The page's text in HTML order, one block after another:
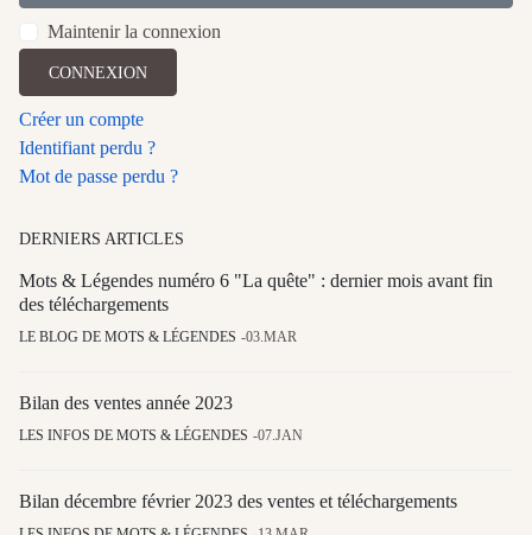
Maintenir la connexion
CONNEXION
Créer un compte
Identifiant perdu ?
Mot de passe perdu ?
DERNIERS ARTICLES
Mots & Légendes numéro 6 "La quête" : dernier mois avant fin
des téléchargements
LE BLOG DE MOTS & LÉGENDES 03.MAR
Bilan des ventes année 2023
LES INFOS DE MOTS & LÉGENDES 07.JAN
Bilan décembre février 2023 des ventes et téléchargements